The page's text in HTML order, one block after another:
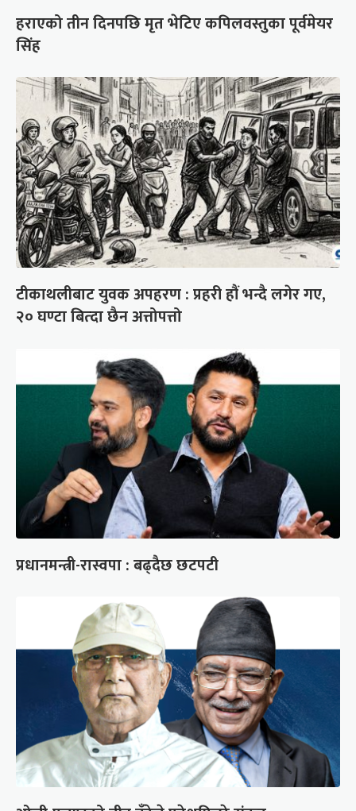
हराएको तीन दिनपछि मृत भेटिए कपिलवस्तुका पूर्वमेयर
सिंह
टीकाथलीबाट युवक अपहरण : प्रहरी हौं भन्दै लगेर गए,
२० घण्टा बित्दा छैन अत्तोपत्तो
प्रधानमन्त्री-रास्वपा : बढ्दैछ छटपटी